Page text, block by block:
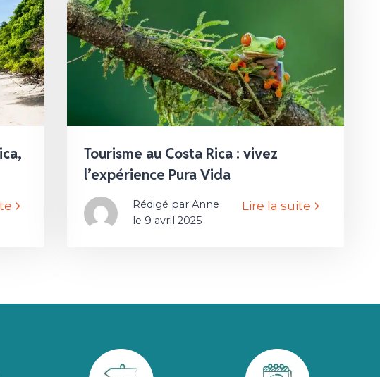
Tourisme au Costa Rica : vivez
l’expérience Pura Vida
Rédigé par Anne
le 9 avril 2025
Lire la suite